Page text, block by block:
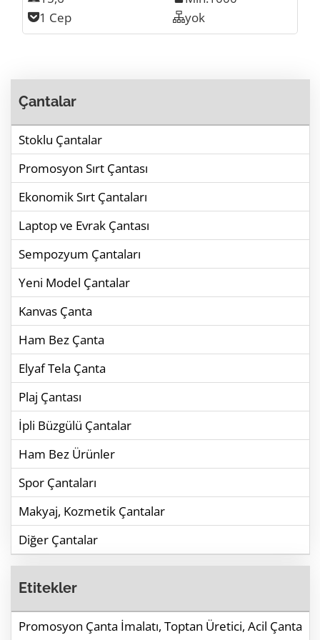
Cep Sayısı
1 Cep Organizer
yok
Çantalar
Stoklu Çantalar
Promosyon Sırt Çantası
Ekonomik Sırt Çantaları
Laptop ve Evrak Çantası
Sempozyum Çantaları
Yeni Model Çantalar
Kanvas Çanta
Ham Bez Çanta
Elyaf Tela Çanta
Plaj Çantası
İpli Büzgülü Çantalar
Ham Bez Ürünler
Spor Çantaları
Makyaj, Kozmetik Çantalar
Diğer Çantalar
Etitekler
Promosyon Çanta İmalatı, Toptan Üretici, Acil Çanta